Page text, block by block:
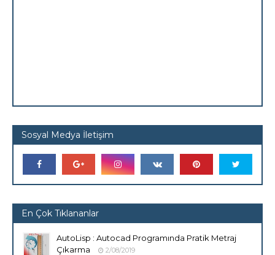
Sosyal Medya İletişim
En Çok Tıklananlar
AutoLisp : Autocad Programında Pratik Metraj
Çıkarma
2/08/2019